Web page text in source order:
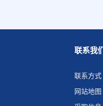
联系我们
联系方式
网站地图